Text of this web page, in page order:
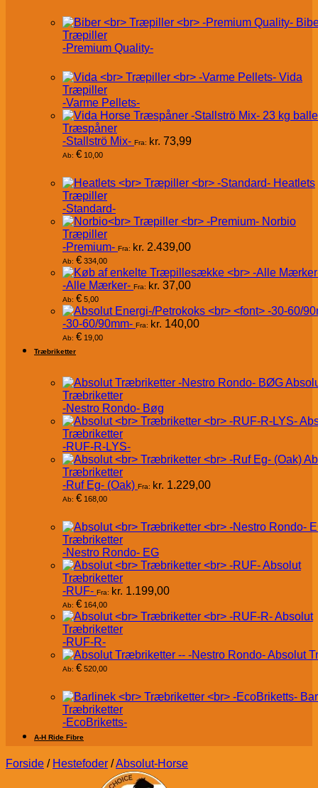
Træpiller
-Premium Quality-
Vida
Træpiller
-Varme Pellets-
Træspåner
-Stallströ Mix- Fra: kr. 73,99
Ab: € 10,00
Heatlets
Træpiller
-Standard-
Norbio
Træpiller
-Premium- Fra: kr. 2.439,00
Ab: € 334,00
-Alle Mærker- Fra: kr. 37,00
Ab: € 5,00
-30-60/90mm- Fra: kr. 140,00
Ab: € 19,00
Træbriketter
Træbriketter
-Nestro Rondo- Bøg
Træbriketter
-RUF-R-LYS-
Træbriketter
-Ruf Eg- (Oak) Fra: kr. 1.229,00
Ab: € 168,00
Træbriketter
-Nestro Rondo- EG
Absolut
Træbriketter
-RUF- Fra: kr. 1.199,00
Ab: € 164,00
Absolut
Træbriketter
-RUF-R-
Absolut
Ab: € 520,00
Træbriketter
-EcoBriketts-
A-H Ride Fibre
Forside / Hestefoder /Absolut-Horse